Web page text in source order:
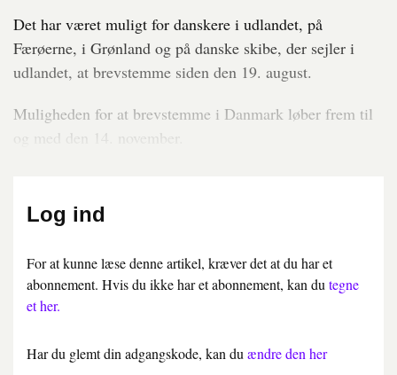
Det har været muligt for danskere i udlandet, på
Færøerne, i Grønland og på danske skibe, der sejler i
udlandet, at brevstemme siden den 19. august.
Muligheden for at brevstemme i Danmark løber frem til
og med den 14. november.
Log ind
For at kunne læse denne artikel, kræver det at du har et
abonnement. Hvis du ikke har et abonnement, kan du tegne
et her.
Har du glemt din adgangskode, kan du ændre den her